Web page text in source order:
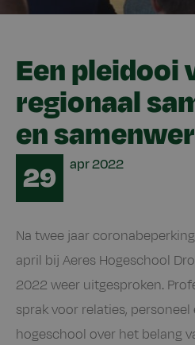
Een pleidooi
regionaal
en
29 apr2022
Na twee jaar
april bij Aeres Hogeschool
2022 weer uitgesproken.
sprak voor relaties,
hogeschool over het belang